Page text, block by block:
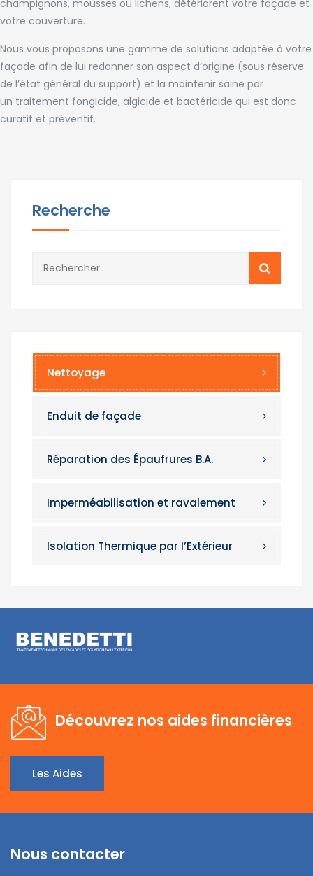
champignons, mousses ou lichens, détériorent votre façade et
votre couverture.
Nous vous proposons une gamme de solutions adaptée à votre
façade afin de lui redonner son aspect d’origine (sous réserve
de l’état général du support) et la maintenir saine par
un traitement fongicide, algicide et bactéricide qui est donc
curatif et préventif.
Recherche
Nettoyage
Enduit de façade
Réparation des Épaufrures B.A.
Imperméabilisation et ravalement
Isolation Thermique par l’Extérieur
Découvrez nos aides financières
Les Aides
Nous contacter